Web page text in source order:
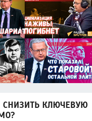
КЛЮЧЕВУЮ